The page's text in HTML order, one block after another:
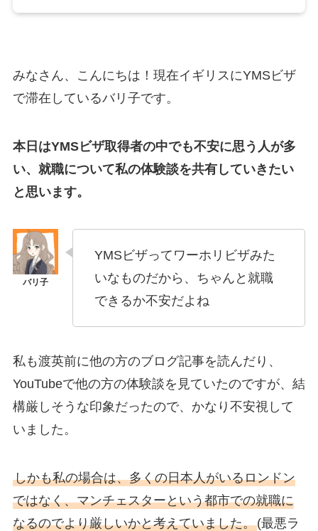
みなさん、こんにちは！現在イギリスにYMSビザ
で滞在しているバリ子です。
本日はYMSビザ取得者の中でも不安に思う人が多
い、就職について私の体験談を共有していきたい
と思います。
YMSビザってワーホリビザみた
いなものだから、ちゃんと就職
できるか不安だよね
私も渡英前に他の方のブログ記事を読んだり、
YouTubeで他の方の体験談を見ていたのですが、結
構厳しそうな印象だったので、かなり不安視して
いました。
しかも私の場合は、多くの日本人がいるロンドン
ではなく、マンチェスターという都市での就職に
なるのでより厳しいかと考えていました。(最悪ラ